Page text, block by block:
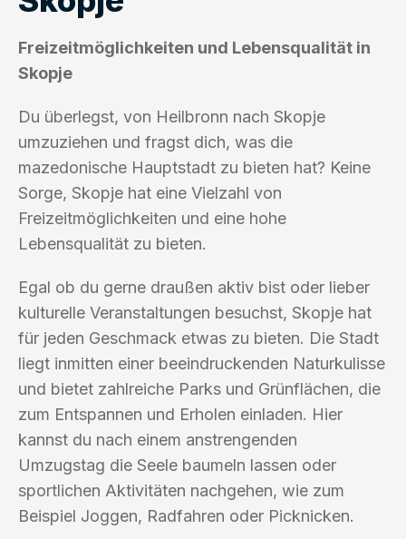
Freizeitmöglichkeiten und Lebensqualität in
Skopje
Du überlegst, von Heilbronn nach Skopje
umzuziehen und fragst dich, was die
mazedonische Hauptstadt zu bieten hat? Keine
Sorge, Skopje hat eine Vielzahl von
Freizeitmöglichkeiten und eine hohe
Lebensqualität zu bieten.
Egal ob du gerne draußen aktiv bist oder lieber
kulturelle Veranstaltungen besuchst, Skopje hat
für jeden Geschmack etwas zu bieten. Die Stadt
liegt inmitten einer beeindruckenden Naturkulisse
und bietet zahlreiche Parks und Grünflächen, die
zum Entspannen und Erholen einladen. Hier
kannst du nach einem anstrengenden
Umzugstag die Seele baumeln lassen oder
sportlichen Aktivitäten nachgehen, wie zum
Beispiel Joggen, Radfahren oder Picknicken.